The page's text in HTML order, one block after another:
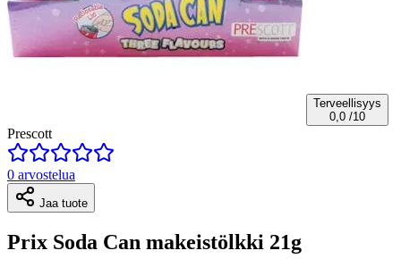
Terveellisyys
0,0 /10
Prescott
0 arvostelua
Jaa tuote
Prix Soda Can makeistölkki 21g